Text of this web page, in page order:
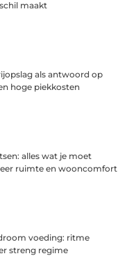
maakt
als antwoord op
hoge piekkosten
alles wat je moet
ruimte en wooncomfort
voeding: ritme
streng regime